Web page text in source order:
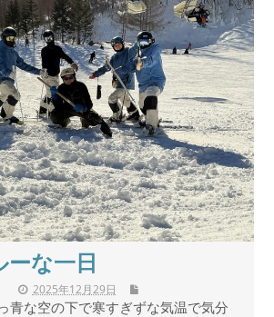
な一日
2025年12月29日
青な空の下で寒すぎずな気温で気分